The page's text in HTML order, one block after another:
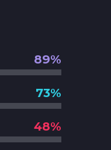
89%
73%
48%